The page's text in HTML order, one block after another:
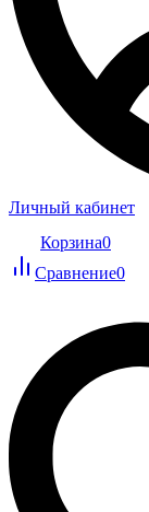
Личный кабинет
Корзина0
Сравнение0